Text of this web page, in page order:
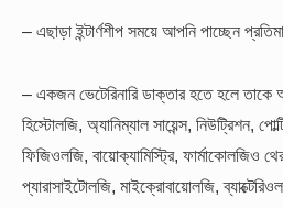
– এছাড়া ইন্টার্ণশীপ সময়ে আপনি পাচ্ছেন
– একজন ভেটেরিনারি ডাক্তার হতে হলে তাকে
হিস্টোলজি, অ্যানিম্যাল সায়েন্স, নিউট্রিশন,
ফিজিওলজি, বায়োক্যামিস্ট্রি, ফার্মাকোলজিও
প্যারাসাইটোলজি, মাইক্রোবায়োলজি,